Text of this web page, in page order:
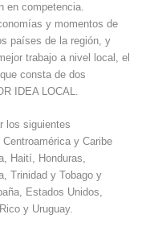
en competencia.
y momentos de
países de la región, y
trabajo a nivel local, el
consta de dos
IDEA LOCAL.
los siguientes
y Caribe
Haití, Honduras,
Trinidad y Tobago y
Estados Unidos,
y Uruguay.